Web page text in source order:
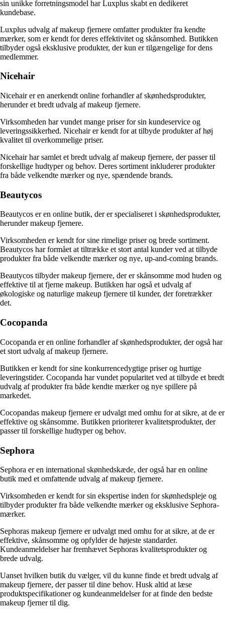
sin unikke forretningsmodel har Luxplus skabt en dedikeret
kundebase.
Luxplus udvalg af makeup fjernere omfatter produkter fra kendte
mærker, som er kendt for deres effektivitet og skånsomhed. Butikken
tilbyder også eksklusive produkter, der kun er tilgængelige for dens
medlemmer.
Nicehair
Nicehair er en anerkendt online forhandler af skønhedsprodukter,
herunder et bredt udvalg af makeup fjernere.
Virksomheden har vundet mange priser for sin kundeservice og
leveringssikkerhed. Nicehair er kendt for at tilbyde produkter af høj
kvalitet til overkommelige priser.
Nicehair har samlet et bredt udvalg af makeup fjernere, der passer til
forskellige hudtyper og behov. Deres sortiment inkluderer produkter
fra både velkendte mærker og nye, spændende brands.
Beautycos
Beautycos er en online butik, der er specialiseret i skønhedsprodukter,
herunder makeup fjernere.
Virksomheden er kendt for sine rimelige priser og brede sortiment.
Beautycos har formået at tiltrække et stort antal kunder ved at tilbyde
produkter fra både velkendte mærker og nye, up-and-coming brands.
Beautycos tilbyder makeup fjernere, der er skånsomme mod huden og
effektive til at fjerne makeup. Butikken har også et udvalg af
økologiske og naturlige makeup fjernere til kunder, der foretrækker
det.
Cocopanda
Cocopanda er en online forhandler af skønhedsprodukter, der også har
et stort udvalg af makeup fjernere.
Butikken er kendt for sine konkurrencedygtige priser og hurtige
leveringstider. Cocopanda har vundet popularitet ved at tilbyde et bredt
udvalg af produkter fra både kendte mærker og nye spillere på
markedet.
Cocopandas makeup fjernere er udvalgt med omhu for at sikre, at de er
effektive og skånsomme. Butikken prioriterer kvalitetsprodukter, der
passer til forskellige hudtyper og behov.
Sephora
Sephora er en international skønhedskæde, der også har en online
butik med et omfattende udvalg af makeup fjernere.
Virksomheden er kendt for sin ekspertise inden for skønhedspleje og
tilbyder produkter fra både velkendte mærker og eksklusive Sephora-
mærker.
Sephoras makeup fjernere er udvalgt med omhu for at sikre, at de er
effektive, skånsomme og opfylder de højeste standarder.
Kundeanmeldelser har fremhævet Sephoras kvalitetsprodukter og
brede udvalg.
Uanset hvilken butik du vælger, vil du kunne finde et bredt udvalg af
makeup fjernere, der passer til dine behov. Husk altid at læse
produktspecifikationer og kundeanmeldelser for at finde den bedste
makeup fjerner til dig.